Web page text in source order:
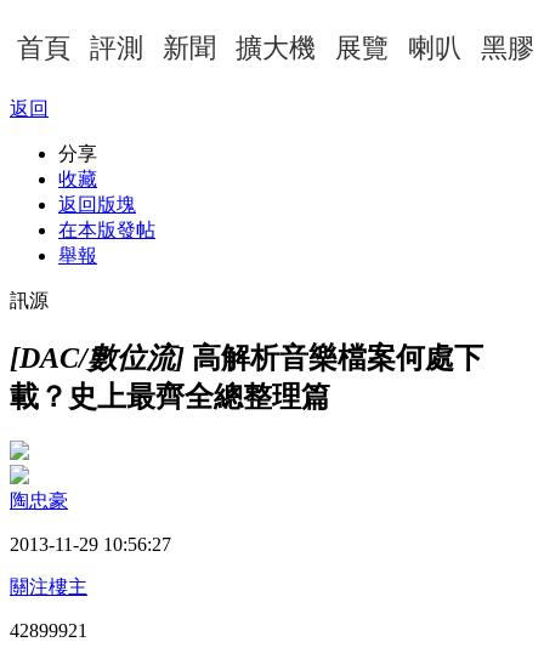
首頁 評測 新聞 擴大機 展覽 喇叭 黑膠
返回
分享
收藏
返回版塊
在本版發帖
舉報
訊源
[DAC/數位流] 高解析音樂檔案何處下
載？史上最齊全總整理篇
陶忠豪
2013-11-29 10:56:27
關注樓主
42899921